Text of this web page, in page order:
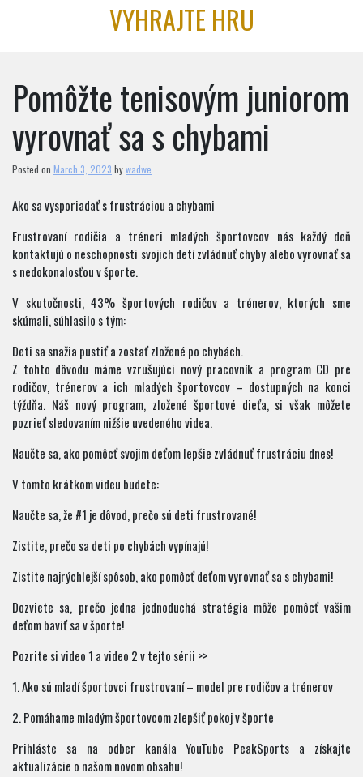
VYHRAJTE HRU
Pomôžte tenisovým juniorom
vyrovnať sa s chybami
Posted on March 3, 2023 bywadwe
Ako sa vysporiadať s frustráciou a chybami
Frustrovaní rodičia a tréneri mladých športovcov nás každý deň
kontaktujú o neschopnosti svojich detí zvládnuť chyby alebo vyrovnať sa
s nedokonalosťou v športe.
V skutočnosti, 43% športových rodičov a trénerov, ktorých sme
skúmali, súhlasilo s tým:
Deti sa snažia pustiť a zostať zložené po chybách.
Z tohto dôvodu máme vzrušujúci nový pracovník a program CD pre
rodičov, trénerov a ich mladých športovcov – dostupných na konci
týždňa. Náš nový program, zložené športové dieťa, si však môžete
pozrieť sledovaním nižšie uvedeného videa.
Naučte sa, ako pomôcť svojim deťom lepšie zvládnuť frustráciu dnes!
V tomto krátkom videu budete:
Naučte sa, že #1 je dôvod, prečo sú deti frustrované!
Zistite, prečo sa deti po chybách vypínajú!
Zistite najrýchlejší spôsob, ako pomôcť deťom vyrovnať sa s chybami!
Dozviete sa, prečo jedna jednoduchá stratégia môže pomôcť vašim
deťom baviť sa v športe!
Pozrite si video 1 a video 2 v tejto sérii >>
1. Ako sú mladí športovci frustrovaní – model pre rodičov a trénerov
2. Pomáhame mladým športovcom zlepšiť pokoj v športe
Prihláste sa na odber kanála YouTube PeakSports a získajte
aktualizácie o našom novom obsahu!